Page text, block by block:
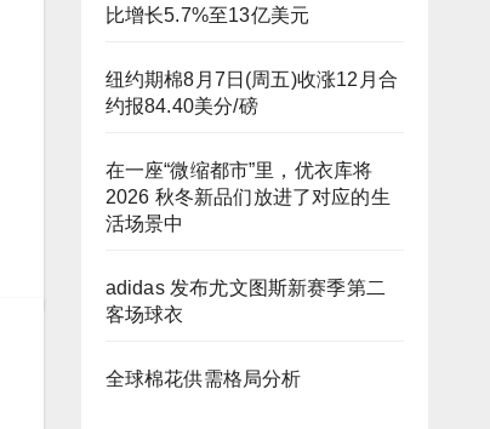
比增长5.7%至13亿美元
纽约期棉8月7日(周五)收涨12月合
约报84.40美分/磅
在一座“微缩都市”里，优衣库将
2026 秋冬新品们放进了对应的生
活场景中
adidas 发布尤文图斯新赛季第二
客场球衣
全球棉花供需格局分析